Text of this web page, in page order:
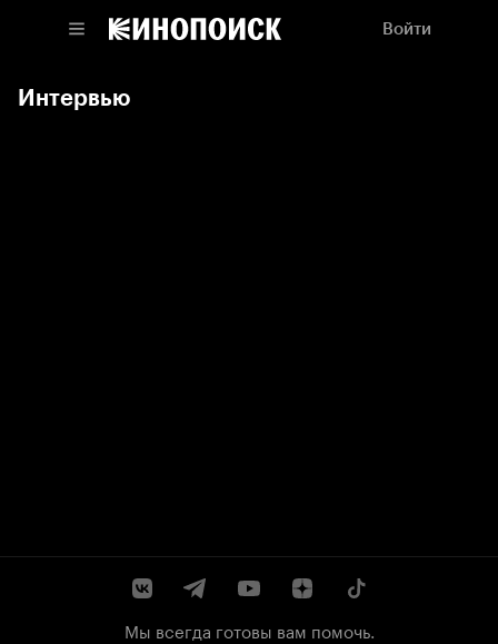
Войти
Интервью
Мы всегда готовы вам помочь.